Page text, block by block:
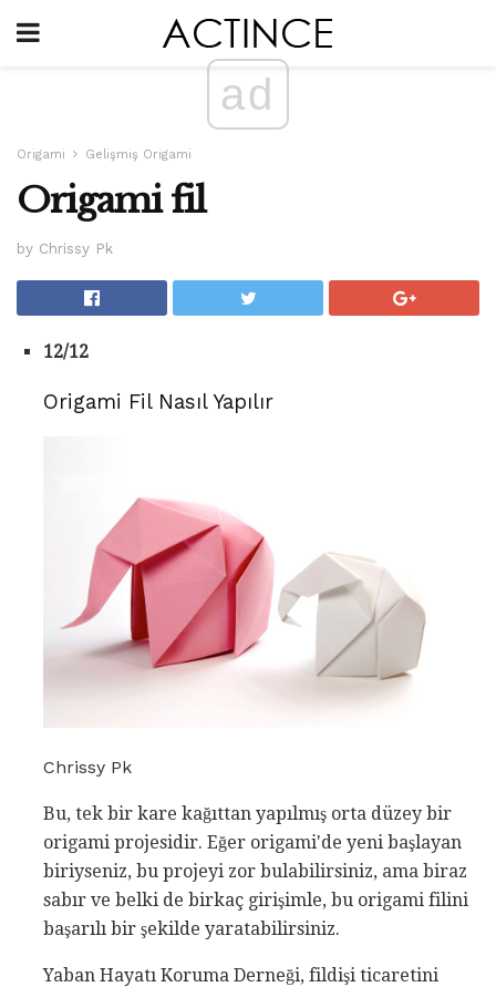
ad
Origami Gelişmiş Origami
Origami fil
by Chrissy Pk
12/12
Origami Fil Nasıl Yapılır
Chrissy Pk
Bu, tek bir kare kağıttan yapılmış orta düzey bir
origami projesidir. Eğer origami'de yeni başlayan
biriyseniz, bu projeyi zor bulabilirsiniz, ama biraz
sabır ve belki de birkaç girişimle, bu origami filini
başarılı bir şekilde yaratabilirsiniz.
Yaban Hayatı Koruma Derneği, fildişi ticaretini